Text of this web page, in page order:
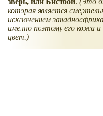
которая является
исключением
именно поэтому его кожа и
цвет.)